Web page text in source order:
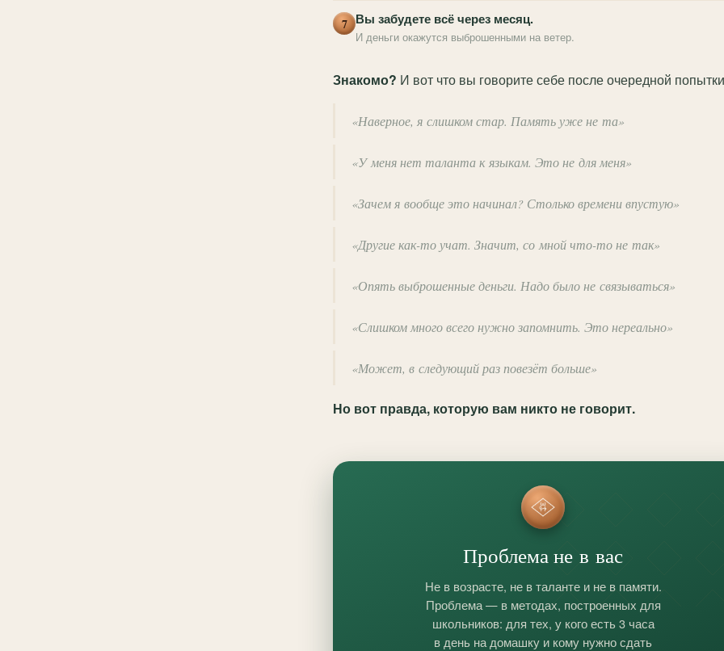
7 Вы забудете всё через месяц.
И деньги окажутся выброшенными на ветер.
Знакомо? И вот что вы говорите себе после очередной
«Наверное, я слишком стар. Память уже не та»
«У меня нет таланта к языкам. Это не для меня»
«Зачем я вообще это начинал? Столько времени впустую»
«Другие как-то учат. Значит, со мной что-то не так»
«Опять выброшенные деньги. Надо было не связываться»
«Слишком много всего нужно запомнить. Это нереально»
«Может, в следующий раз повезёт больше»
Но вот правда, которую вам никто не говорит.
Проблема не в вас
Не в возрасте, не в таланте и не в памяти.
Проблема — в методах, построенных для
школьников: для тех, у кого есть 3 часа
в день на домашку и кому нужно сдать